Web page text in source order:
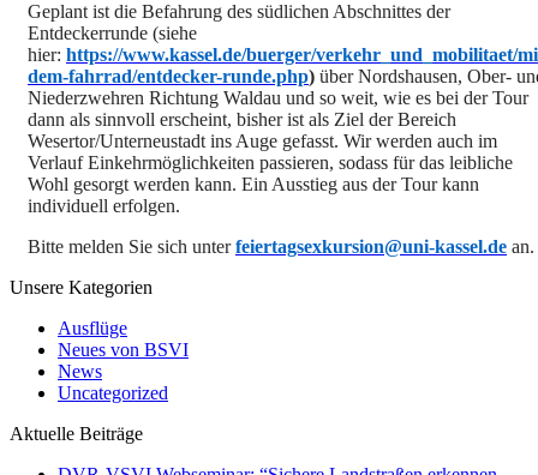
Geplant ist die Befahrung des südlichen Abschnittes der
Entdeckerrunde (siehe
hier: https://www.kassel.de/buerger/verkehr_und_mobilitaet/
dem-fahrrad/entdecker-runde.php) über Nordshausen, Ober-
Niederzwehren Richtung Waldau und so weit, wie es bei der Tour
dann als sinnvoll erscheint, bisher ist als Ziel der Bereich
Wesertor/Unterneustadt ins Auge gefasst. Wir werden auch im
Verlauf Einkehrmöglichkeiten passieren, sodass für das leibliche
Wohl gesorgt werden kann. Ein Ausstieg aus der Tour kann
individuell erfolgen.
Bitte melden Sie sich unter feiertagsexkursion@uni-kassel.de an.
Unsere Kategorien
Ausflüge
Neues von BSVI
News
Uncategorized
Aktuelle Beiträge